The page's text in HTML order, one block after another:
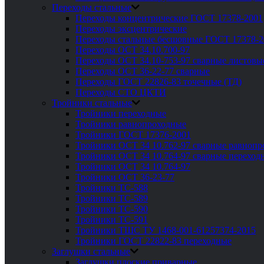
Переходы стальные
Переходы концентрические ГОСТ 17378-2001
Переходы эксцентрические
Переходы стальные бесшовные ГОСТ 17378-
Переходы ОСТ 34.10.700-97
Переходы ОСТ 34.10-753-97 сварные
Переходы ОСТ 36-22-77 сварные
Переходы ГОСТ 22826-83 точечные (ТД)
Переходы СТО ЦКТИ
Тройники стальные
Тройники переходные
Тройники равнопроходные
Тройники ГОСТ 17376-2001
Тройники ОСТ 34 10.762-97 сварные
Тройники ОСТ 34 10.764-97 сварные
Тройники ОСТ 34 10.764-97
Тройники ОСТ 36-23-77
Тройники ТС-588
Тройники ТС-589
Тройники ТС-590
Тройники ТС-591
Тройники ТШС ТУ 1468-001-61257374-2015
Тройники ГОСТ 22822-83 переходные
Заглушки стальные
Заглушки плоские приварные